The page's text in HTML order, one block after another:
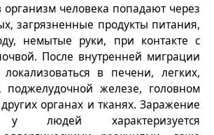
организм человека попадают через
загрязненные продукты питания,
немытые руки, при контакте с
После внутренней миграции
в печени, легких,
поджелудочной железе, головном
органах и тканях. Заражение
у людей характеризуется